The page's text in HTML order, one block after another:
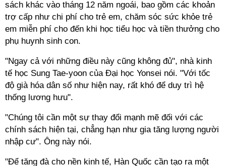
sách khác vào tháng 12 năm ngoái, bao gồm các khoản
trợ cấp như chi phí cho trẻ em, chăm sóc sức khỏe trẻ
em miễn phí cho đến khi học tiểu học và tiền thưởng cho
phụ huynh sinh con.
"Ngay cả với những điều này cũng không đủ", nhà kinh
tế học Sung Tae-yoon của Đại học Yonsei nói. "Với tốc
độ già hóa dân số như hiện nay, rất khó để duy trì hệ
thống lương hưu".
"Chúng tôi cần một sự thay đổi mạnh mẽ đối với các
chính sách hiện tại, chẳng hạn như gia tăng lượng người
nhập cư". Ông này nói.
"Để tăng đà cho nền kinh tế, Hàn Quốc cần tạo ra một